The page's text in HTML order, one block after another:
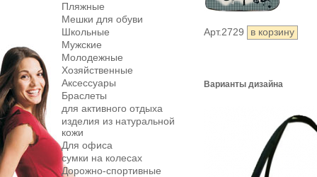
Пляжные
Мешки для обуви
Школьные
Мужские
Молодежные
Хозяйственные
Аксессуары
Браслеты
для активного отдыха
изделия из натуральной
кожи
Для офиса
сумки на колесах
Дорожнo-спортивные
Арт.2729
Варианты дизайна